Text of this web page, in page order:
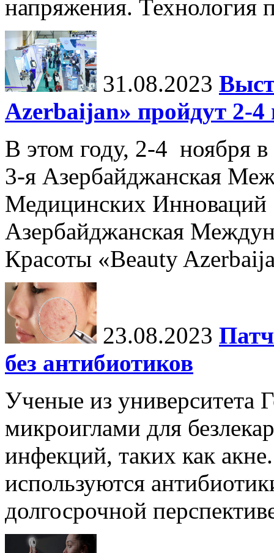
напряжения. Технология
31.08.2023
Azerbaijan» пройдут 2-4
В этом году, 2-4 ноября
3-я Азербайджанская
Медицинских Инноваций
Азербайджанская
Красоты «Beauty
23.08.2023
без антибиотиков
Ученые из университета
микроиглами для
инфекций, таких как
используются
долгосрочной